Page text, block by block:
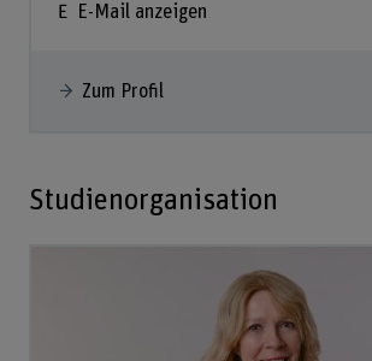
E-Mail anzeigen
Zum Profil
Studienorganisation